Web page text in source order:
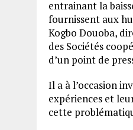
entrainant la
fournissent aux
Kogbo Douoba,
des Sociétés
d’un point de
Il a à l’occasion
expériences et
cette